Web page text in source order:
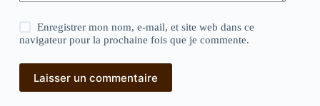
Enregistrer mon nom, e-mail, et site web dans ce
navigateur pour la prochaine fois que je commente.
Laisser un commentaire